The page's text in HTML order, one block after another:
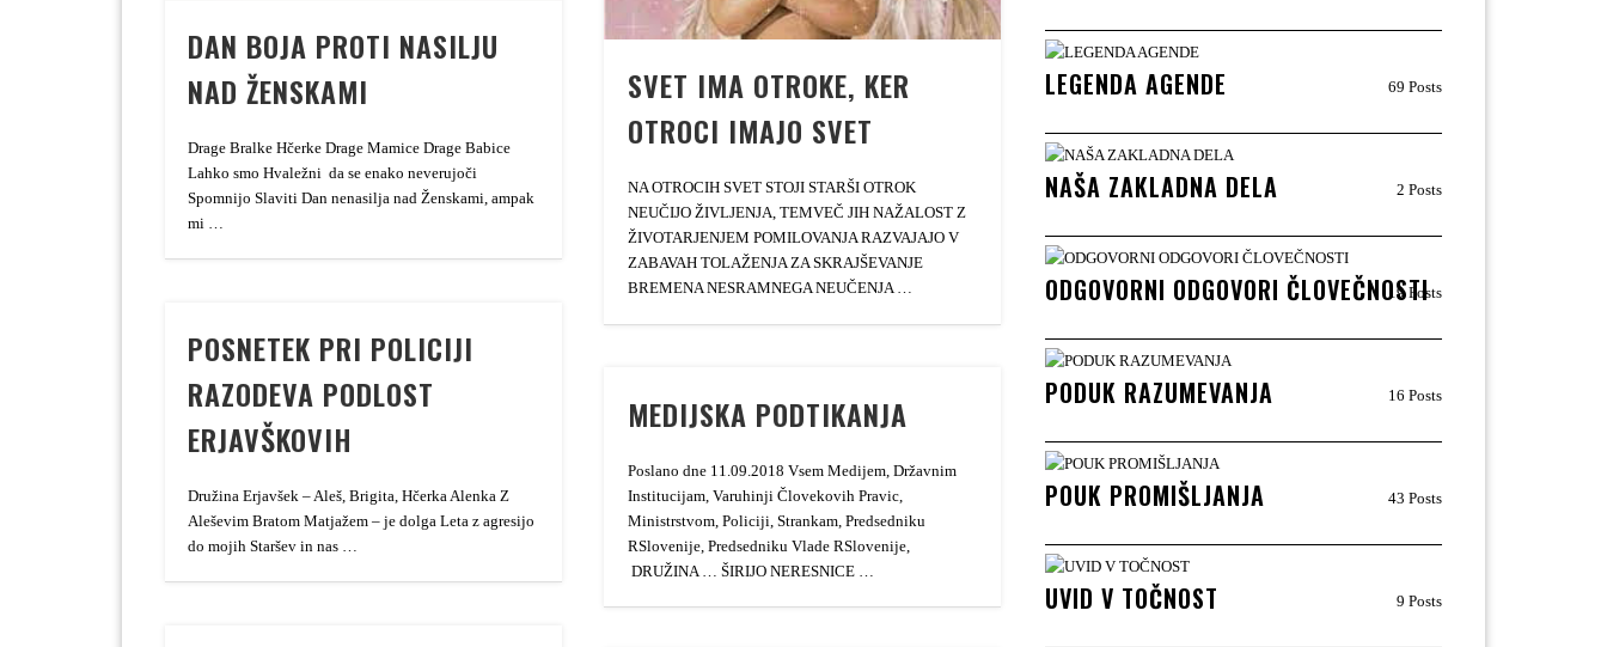
DAN BOJA PROTI NASILJU
NAD ŽENSKAMI
Drage Bralke Hčerke Drage Mamice Drage Babice
Lahko smo Hvaležni da se enako neverujoči
Spomnijo Slaviti Dan nenasilja nad Ženskami, ampak
mi …
SVET IMA OTROKE, KER
OTROCI IMAJO SVET
NA OTROCIH SVET STOJI STARŠI OTROK
NEUČIJO ŽIVLJENJA, TEMVEČ JIH NAŽALOST Z
ŽIVOTARJENJEM POMILOVANJA RAZVAJAJO V
ZABAVAH TOLAŽENJA ZA SKRAJŠEVANJE
BREMENA NESRAMNEGA NEUČENJA …
POSNETEK PRI POLICIJI
RAZODEVA PODLOST
ERJAVŠKOVIH
Družina Erjavšek – Aleš, Brigita, Hčerka Alenka Z
Aleševim Bratom Matjažem – je dolga Leta z agresijo
do mojih Staršev in nas …
MEDIJSKA PODTIKANJA
Poslano dne 11.09.2018 Vsem Medijem, Državnim
Institucijam, Varuhinji Človekovih Pravic,
Ministrstvom, Policiji, Strankam, Predsedniku
RSlovenije, Predsedniku Vlade RSlovenije,
DRUŽINA … ŠIRIJO NERESNICE …
LEGENDA AGENDE 69 Posts
NAŠA ZAKLADNA DELA 2 Posts
ODGOVORNI ODGOVORI ČLOVEČNOSTI
19 Posts
PODUK RAZUMEVANJA 16 Posts
POUK PROMIŠLJANJA 43 Posts
UVID V TOČNOST 9 Posts